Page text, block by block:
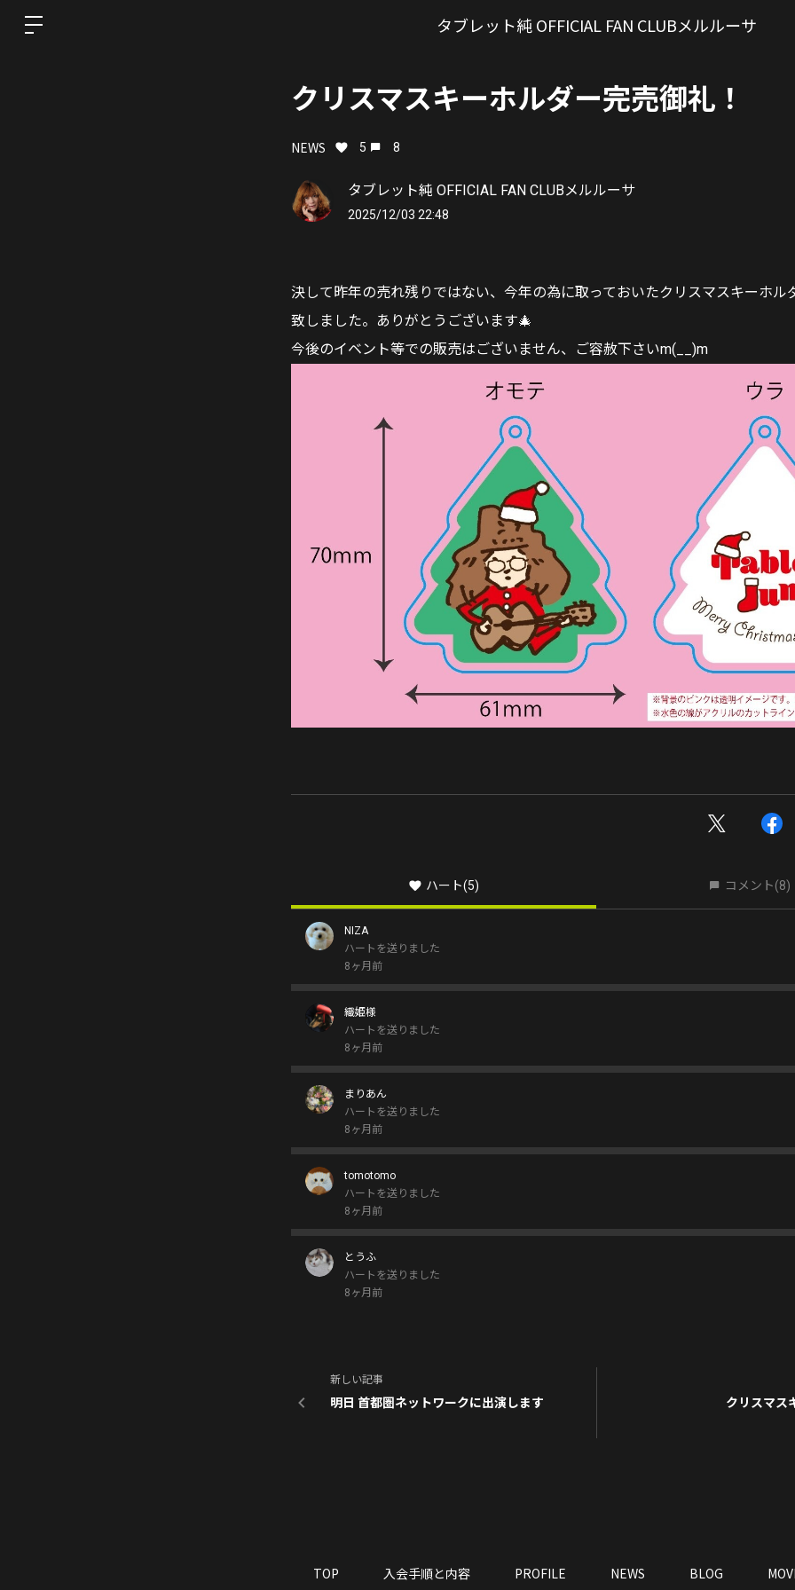
タブレット純 OFFICIAL FAN CLUBメルルーサ
クリスマスキーホルダー完売御礼！
NEWS 5 8
タブレット純 OFFICIAL FAN CLUBメルルーサ
2025/12/03 22:48
決して昨年の売れ残りではない、今年の為に取っておいたクリスマスキーホル
致しました。ありがとうございます🎄
今後のイベント等での販売はございません、ご容赦下さいm(__)m
ハート(5) コメント(8)
NIZA
ハートを送りました
8ヶ月前
織姫様
ハートを送りました
8ヶ月前
まりあん
ハートを送りました
8ヶ月前
tomotomo
ハートを送りました
8ヶ月前
とうふ
ハートを送りました
8ヶ月前
新しい記事
明日 首都圏ネットワークに出演します クリスマス
TOP 入会手順と内容 PROFILE NEWS BLOG